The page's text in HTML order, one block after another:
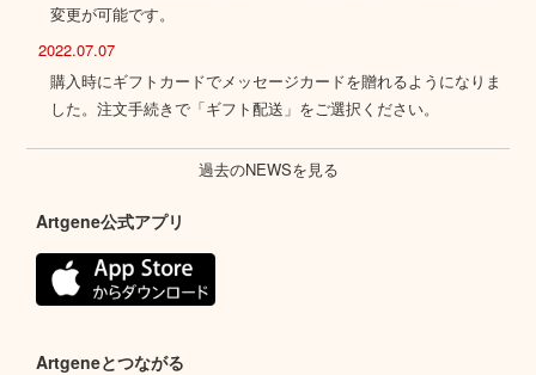
変更が可能です。
2022.07.07
購入時にギフトカードでメッセージカードを贈れるようになりま
した。注文手続きで「ギフト配送」をご選択ください。
過去のNEWSを見る
Artgene公式アプリ
Artgeneとつながる